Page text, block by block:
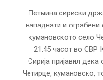
Петмина сириски
нападнати и
кумановското село
21.45 часот во СВР
Сирија пријавил
Четирце, кумановско,